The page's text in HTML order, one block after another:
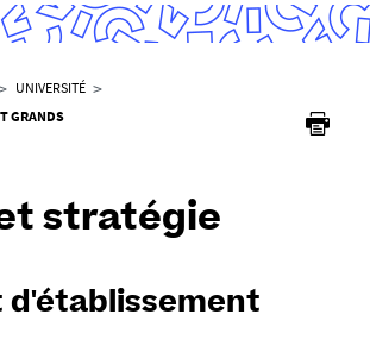
UNIVERSITÉ
GRANDS
stratégie
d'établissement